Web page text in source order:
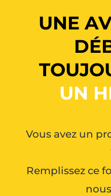
UNE
UN
Vous avez un
Remplissez ce